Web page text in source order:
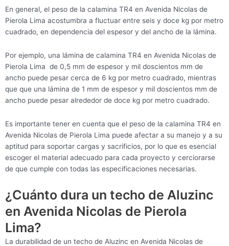
En general, el peso de la calamina TR4 en Avenida Nicolas de
Pierola Lima acostumbra a fluctuar entre seis y doce kg por metro
cuadrado, en dependencia del espesor y del ancho de la lámina.
Por ejemplo, una lámina de calamina TR4 en Avenida Nicolas de
Pierola Lima de 0,5 mm de espesor y mil doscientos mm de
ancho puede pesar cerca de 6 kg por metro cuadrado, mientras
que que una lámina de 1 mm de espesor y mil doscientos mm de
ancho puede pesar alrededor de doce kg por metro cuadrado.
Es importante tener en cuenta que el peso de la calamina TR4 en
Avenida Nicolas de Pierola Lima puede afectar a su manejo y a su
aptitud para soportar cargas y sacrificios, por lo que es esencial
escoger el material adecuado para cada proyecto y cerciorarse
de que cumple con todas las especificaciones necesarias.
¿Cuánto dura un techo de Aluzinc
en Avenida Nicolas de Pierola
Lima?
La durabilidad de un techo de Aluzinc en Avenida Nicolas de